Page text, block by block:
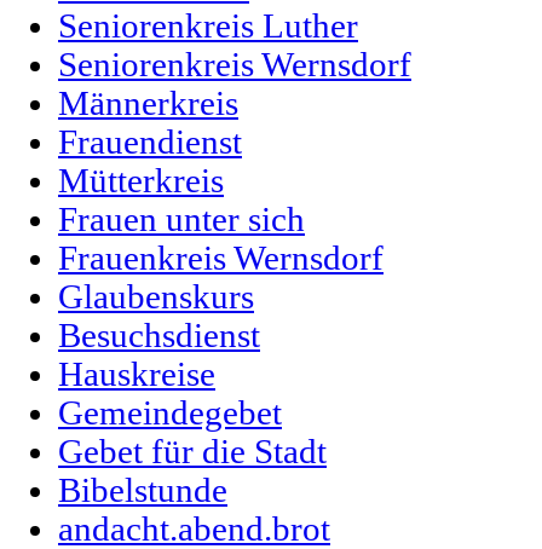
Seniorenkreis Luther
Seniorenkreis Wernsdorf
Männerkreis
Frauendienst
Mütterkreis
Frauen unter sich
Frauenkreis Wernsdorf
Glaubenskurs
Besuchsdienst
Hauskreise
Gemeindegebet
Gebet für die Stadt
Bibelstunde
andacht.abend.brot